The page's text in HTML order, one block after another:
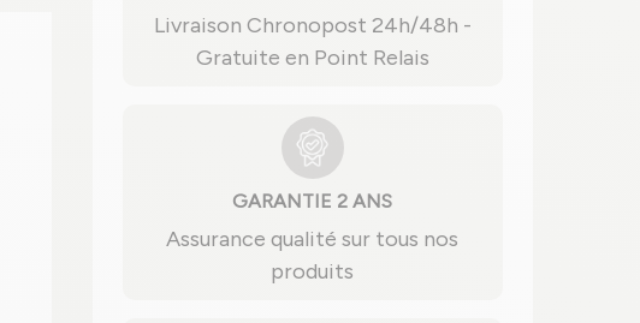
Livraison Chronopost 24h/48h -
Gratuite en Point Relais
GARANTIE 2 ANS
Assurance qualité sur tous nos
produits